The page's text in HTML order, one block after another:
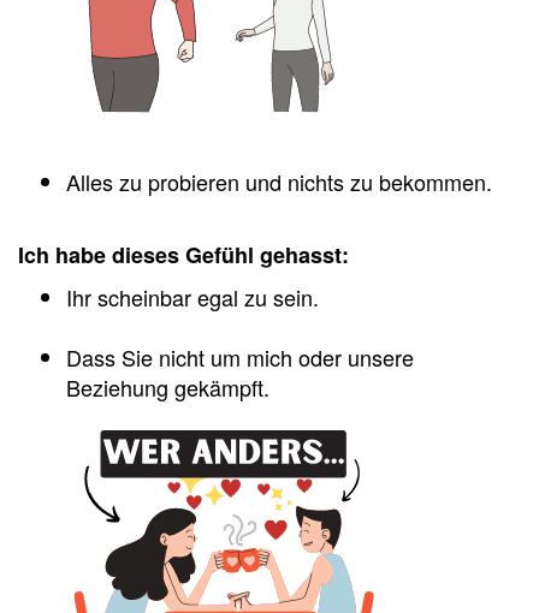
Alles zu probieren und nichts zu bekommen.
Ich habe dieses Gefühl gehasst:
Ihr scheinbar egal zu sein.
Dass Sie nicht um mich oder unsere
Beziehung gekämpft.